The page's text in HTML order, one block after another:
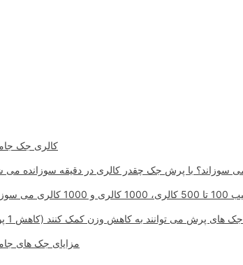
کالری جک
جک های پرش می توانند به کاهش وزن کمک کنند (کاهش 1 پوند)؟
مزایای جک های